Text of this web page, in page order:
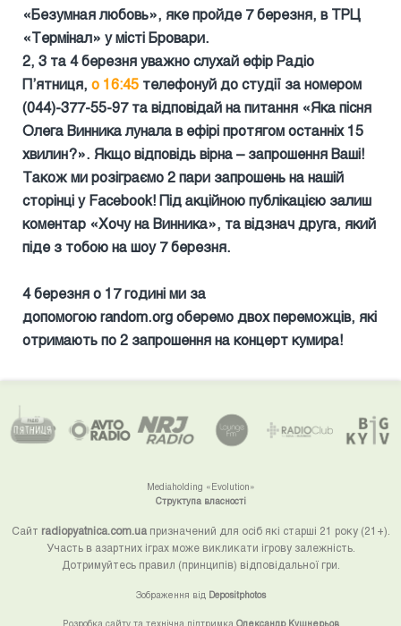
«Безумная любовь», яке пройде 7 березня, в ТРЦ
«Термінал» у місті Бровари.
2, 3 та 4 березня уважно слухай ефір Радіо
П’ятниця, о 16:45 телефонуй до студії за номером
(044)-377-55-97та відповідай на питання «Яка пісня
Олега Винника лунала в ефірі протягом останніх 15
хвилин?». Якщо відповідь вірна – запрошення Ваші!
Також ми розіграємо 2 пари запрошень на нашій
сторінці у Facebook! Під акційною публікацією залиш
коментар «Хочу на Винника», та відзнач друга, який
піде з тобою на шоу 7 березня.
4 березня о 17 годині ми за
допомогою random org оберемо двох переможців, які
отримають по 2 запрошення на концерт кумира!
Mediaholding «Evolution»
Структупа власності
Сайт radiopyatnica.com.uaпризначений для осіб які старші 21 року (21+).
Участь в азартних іграх може викликати ігрову залежність.
Дотримуйтесь правил (принципів) відповідальної гри.
Зображення від Depositphotos
Розробка сайту та технічна підтримка Олександр Кушнерьов